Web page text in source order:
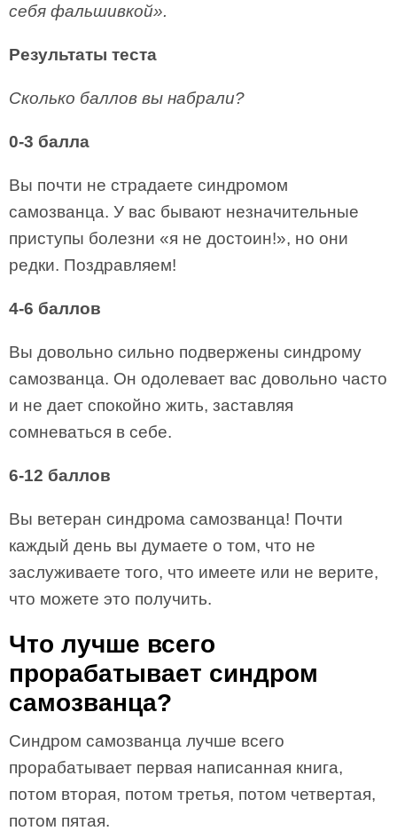
себя фальшивкой».
Результаты теста
Сколько баллов вы набрали?
0-3 балла
Вы почти не страдаете синдромом
самозванца. У вас бывают незначительные
приступы болезни «я не достоин!», но они
редки. Поздравляем!
4-6 баллов
Вы довольно сильно подвержены синдрому
самозванца. Он одолевает вас довольно часто
и не дает спокойно жить, заставляя
сомневаться в себе.
6-12 баллов
Вы ветеран синдрома самозванца! Почти
каждый день вы думаете о том, что не
заслуживаете того, что имеете или не верите,
что можете это получить.
Что лучше всего
прорабатывает синдром
самозванца?
Синдром самозванца лучше всего
прорабатывает первая написанная книга,
потом вторая, потом третья, потом четвертая,
потом пятая.